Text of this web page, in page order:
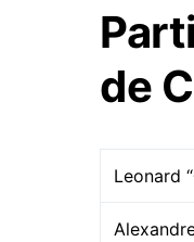
de
Leonard “